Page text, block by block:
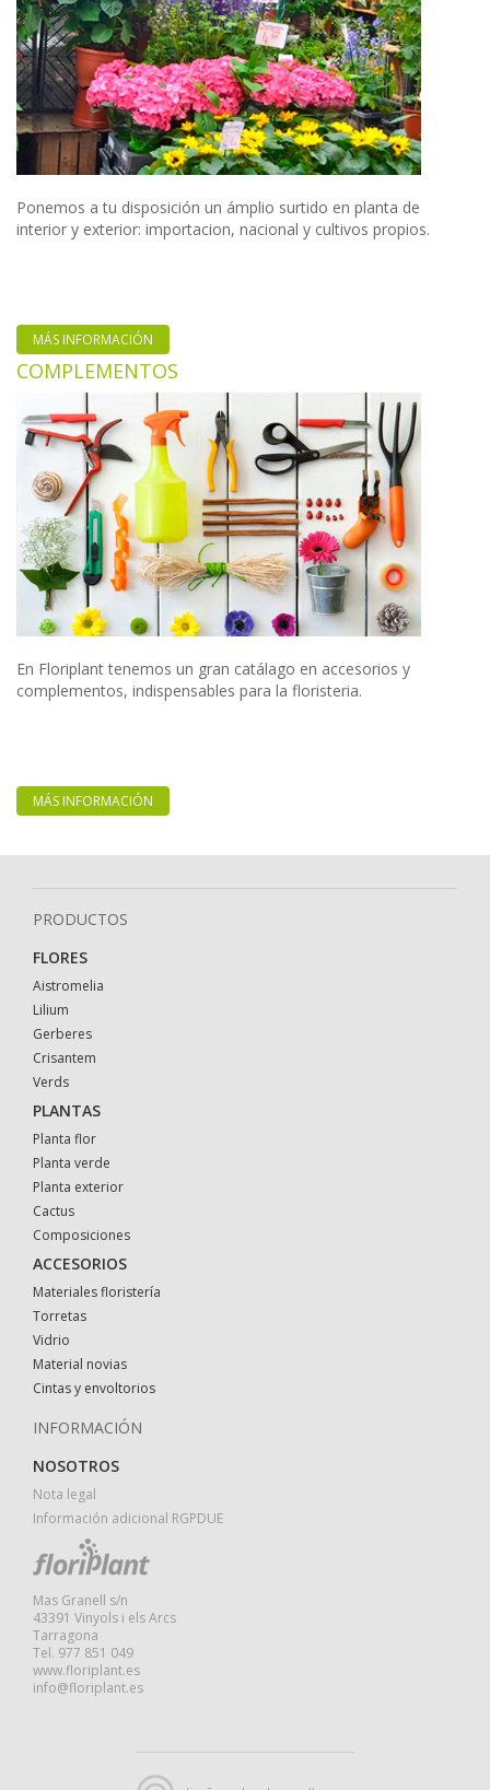
Ponemos a tu disposición un ámplio surtido en planta de
interior y exterior: importacion, nacional y cultivos propios.
MÁS INFORMACIÓN
COMPLEMENTOS
En Floriplant tenemos un gran catálago en accesorios y
complementos, indispensables para la floristeria.
MÁS INFORMACIÓN
PRODUCTOS
FLORES
Aistromelia
Lilium
Gerberes
Crisantem
Verds
PLANTAS
Planta flor
Planta verde
Planta exterior
Cactus
Composiciones
ACCESORIOS
Materiales floristería
Torretas
Vidrio
Material novias
Cintas y envoltorios
INFORMACIÓN
NOSOTROS
Nota legal
Información adicional RGPDUE
Mas Granell s/n
43391 Vinyols i els Arcs
Tarragona
Tel. 977 851 049
www.floriplant.es
info@floriplant.es